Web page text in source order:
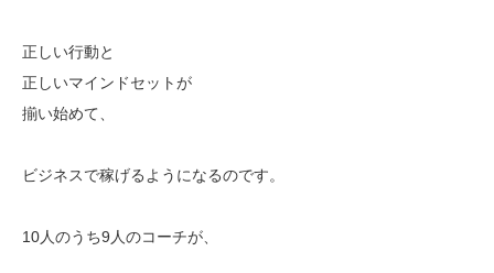
正しい行動と
正しいマインドセットが
揃い始めて、
ビジネスで稼げるようになるのです。
10人のうち9人のコーチが、